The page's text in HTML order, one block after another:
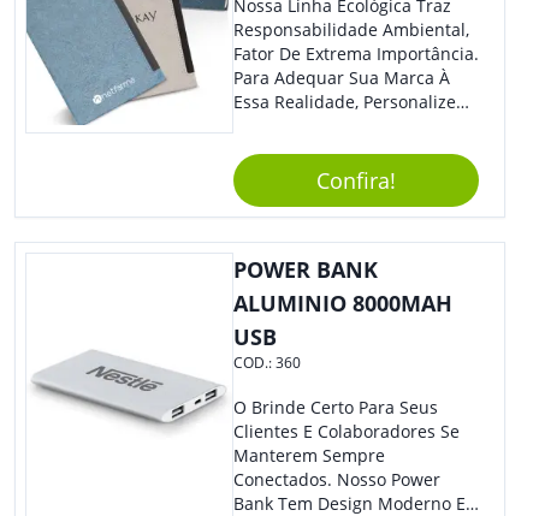
Nossa Linha Ecológica Traz
Responsabilidade Ambiental,
Fator De Extrema Importância.
Para Adequar Sua Marca À
Essa Realidade, Personalize
Anotações Com Post-It E
Caneta. Elaborado A Partir De
Material Reciclado, O Brinde
Também É Prático, Tornando-
Se Assim Excelente Para Uso
Cotidiano. Perfeito, Não É?!
Confira!
POWER BANK
ALUMINIO 8000MAH
USB
COD.:360
O Brinde Certo Para Seus
Clientes E Colaboradores Se
Manterem Sempre
Conectados. Nosso Power
Bank Tem Design Moderno E